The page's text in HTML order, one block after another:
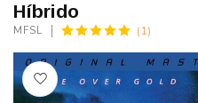
Híbrido
MFSL (1)